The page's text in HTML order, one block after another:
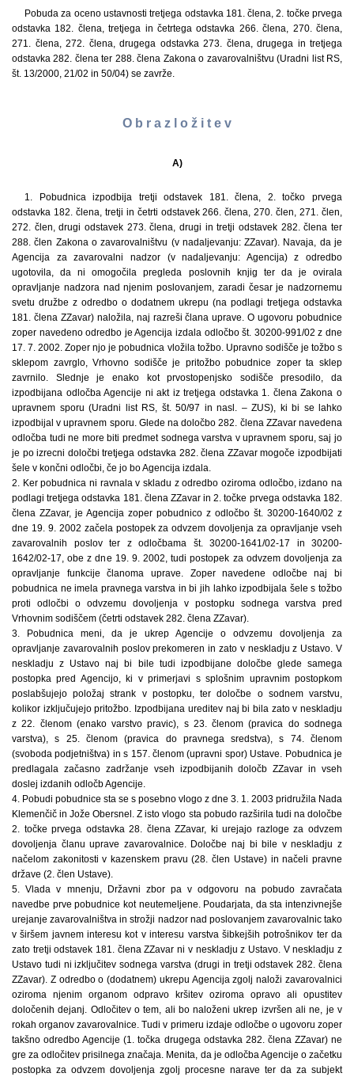
Pobuda za oceno ustavnosti tretjega odstavka 181. člena, 2. točke prvega
odstavka 182. člena, tretjega in četrtega odstavka 266. člena, 270. člena,
271. člena, 272. člena, drugega odstavka 273. člena, drugega in tretjega
odstavka 282. člena ter 288. člena Zakona o zavarovalništvu (Uradni list RS,
št. 13/2000, 21/02 in 50/04) se zavrže.
O b r a z l o ž i t e v
A)
1. Pobudnica izpodbija tretji odstavek 181. člena, 2. točko prvega
odstavka 182. člena, tretji in četrti odstavek 266. člena, 270. člen, 271. člen,
272. člen, drugi odstavek 273. člena, drugi in tretji odstavek 282. člena ter
288. člen Zakona o zavarovalništvu (v nadaljevanju: ZZavar). Navaja, da je
Agencija za zavarovalni nadzor (v nadaljevanju: Agencija) z odredbo
ugotovila, da ni omogočila pregleda poslovnih knjig ter da je ovirala
opravljanje nadzora nad njenim poslovanjem, zaradi česar je nadzornemu
svetu družbe z odredbo o dodatnem ukrepu (na podlagi tretjega odstavka
181. člena ZZavar) naložila, naj razreši člana uprave. O ugovoru pobudnice
zoper navedeno odredbo je Agencija izdala odločbo št. 30200-991/02 z dne
17. 7. 2002. Zoper njo je pobudnica vložila tožbo. Upravno sodišče je tožbo s
sklepom zavrglo, Vrhovno sodišče je pritožbo pobudnice zoper ta sklep
zavrnilo. Slednje je enako kot prvostopenjsko sodišče presodilo, da
izpodbijana odločba Agencije ni akt iz tretjega odstavka 1. člena Zakona o
upravnem sporu (Uradni list RS, št. 50/97 in nasl. – ZUS), ki bi se lahko
izpodbijal v upravnem sporu. Glede na določbo 282. člena ZZavar navedena
odločba tudi ne more biti predmet sodnega varstva v upravnem sporu, saj jo
je po izrecni določbi tretjega odstavka 282. člena ZZavar mogoče izpodbijati
šele v končni odločbi, če jo bo Agencija izdala.
2. Ker pobudnica ni ravnala v skladu z odredbo oziroma odločbo, izdano na
podlagi tretjega odstavka 181. člena ZZavar in 2. točke prvega odstavka 182.
člena ZZavar, je Agencija zoper pobudnico z odločbo št. 30200-1640/02 z
dne 19. 9. 2002 začela postopek za odvzem dovoljenja za opravljanje vseh
zavarovalnih poslov ter z odločbama št. 30200-1641/02-17 in 30200-
1642/02-17, obe z dne 19. 9. 2002, tudi postopek za odvzem dovoljenja za
opravljanje funkcije članoma uprave. Zoper navedene odločbe naj bi
pobudnica ne imela pravnega varstva in bi jih lahko izpodbijala šele s tožbo
proti odločbi o odvzemu dovoljenja v postopku sodnega varstva pred
Vrhovnim sodiščem (četrti odstavek 282. člena ZZavar).
3. Pobudnica meni, da je ukrep Agencije o odvzemu dovoljenja za
opravljanje zavarovalnih poslov prekomeren in zato v neskladju z Ustavo. V
neskladju z Ustavo naj bi bile tudi izpodbijane določbe glede samega
postopka pred Agencijo, ki v primerjavi s splošnim upravnim postopkom
poslabšujejo položaj strank v postopku, ter določbe o sodnem varstvu,
kolikor izključujejo pritožbo. Izpodbijana ureditev naj bi bila zato v neskladju
z 22. členom (enako varstvo pravic), s 23. členom (pravica do sodnega
varstva), s 25. členom (pravica do pravnega sredstva), s 74. členom
(svoboda podjetništva) in s 157. členom (upravni spor) Ustave. Pobudnica je
predlagala začasno zadržanje vseh izpodbijanih določb ZZavar in vseh
doslej izdanih odločb Agencije.
4. Pobudi pobudnice sta se s posebno vlogo z dne 3. 1. 2003 pridružila Nada
Klemenčič in Jože Obersnel. Z isto vlogo sta pobudo razširila tudi na določbe
2. točke prvega odstavka 28. člena ZZavar, ki urejajo razloge za odvzem
dovoljenja članu uprave zavarovalnice. Določbe naj bi bile v neskladju z
načelom zakonitosti v kazenskem pravu (28. člen Ustave) in načeli pravne
države (2. člen Ustave).
5. Vlada v mnenju, Državni zbor pa v odgovoru na pobudo zavračata
navedbe prve pobudnice kot neutemeljene. Poudarjata, da sta intenzivnejše
urejanje zavarovalništva in strožji nadzor nad poslovanjem zavarovalnic tako
v širšem javnem interesu kot v interesu varstva šibkejših potrošnikov ter da
zato tretji odstavek 181. člena ZZavar ni v neskladju z Ustavo. V neskladju z
Ustavo tudi ni izključitev sodnega varstva (drugi in tretji odstavek 282. člena
ZZavar). Z odredbo o (dodatnem) ukrepu Agencija zgolj naloži zavarovalnici
oziroma njenim organom odpravo kršitev oziroma opravo ali opustitev
določenih dejanj. Odločitev o tem, ali bo naloženi ukrep izvršen ali ne, je v
rokah organov zavarovalnice. Tudi v primeru izdaje odločbe o ugovoru zoper
takšno odredbo Agencije (1. točka drugega odstavka 282. člena ZZavar) ne
gre za odločitev prisilnega značaja. Menita, da je odločba Agencije o začetku
postopka za odvzem dovoljenja zgolj procesne narave ter da za subjekt